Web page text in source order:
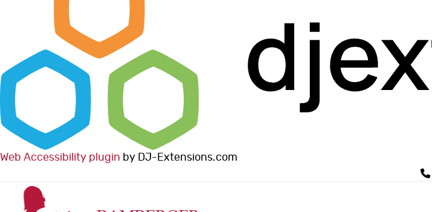
Web Accessibility plugin by DJ-Extensions.com